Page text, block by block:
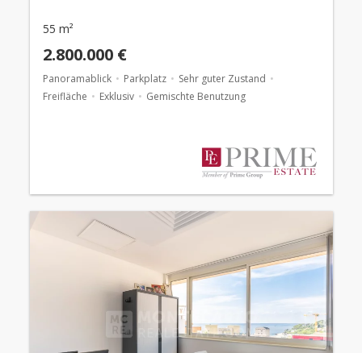
55 m²
2.800.000 €
Panoramablick Parkplatz
Sehr guter Zustand
Freifläche
Exklusiv Gemischte Benutzung